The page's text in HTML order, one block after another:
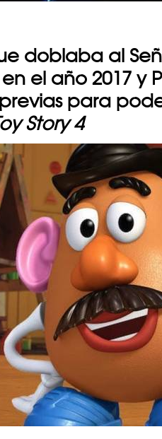
doblaba al
el año 2017 y
para
Story 4